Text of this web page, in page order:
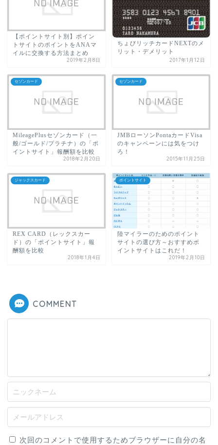
【ポイントサイト別】ポイン
トサイトのポイントをANAマ
イルに交換する方法まとめ
2019年2月8日
ちょびリッチカードNEXTのメ
リット・デメリット
2017年1月12日
セゾンカード
MileagePlusセゾンカード（一
般/ゴールド/プラチナ）の「ポ
イントサイト」報酬額を比較
2018年2月20日
セゾンカード
JMBローソンPontaカードVisa
のキャンペーンには気をつけ
ろ！
2015年11月25日
ジャックスカード
REX CARD（レックスカー
ド）の「ポイントサイト」報
酬額を比較
2018年1月4日
ポイントサイト
陸マイラーのためのポイント
サイトの選び方～おすすめポ
イントサイトはこれだ！
2019年2月10日
COMMENT
次回のコメントで使用するためブラウザーに自分の名